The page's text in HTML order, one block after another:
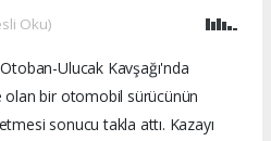
Oku)
Ulucak Kavşağı'nda
olan bir otomobil sürücünün
sonucu takla attı. Kazayı